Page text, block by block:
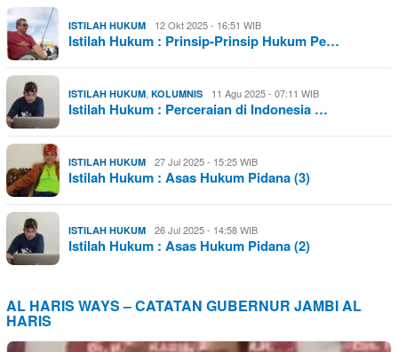
ISTILAH HUKUM 12 Okt 2025 - 16:51 WIB
Istilah Hukum : Prinsip-Prinsip Hukum Pe…
ISTILAH HUKUM, KOLUMNIS 11 Agu 2025 - 07:11 WIB
Istilah Hukum : Perceraian di Indonesia …
ISTILAH HUKUM 27 Jul 2025 - 15:25 WIB
Istilah Hukum : Asas Hukum Pidana (3)
ISTILAH HUKUM 26 Jul 2025 - 14:58 WIB
Istilah Hukum : Asas Hukum Pidana (2)
AL HARIS WAYS – CATATAN GUBERNUR JAMBI AL
HARIS